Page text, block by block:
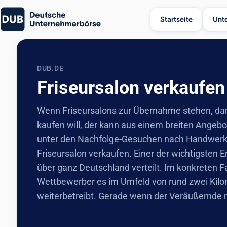
Startseite
DUB.DE
Friseursalon
Wenn Friseursalons zur Übernahme stehen,
kaufen will, der kann aus einem breiten
unter den Nachfolge-Gesuchen nach
Friseursalon verkaufen. Einer der wichtigsten
über ganz Deutschland verteilt. Im konkreten
Wettbewerber es im Umfeld von rund zwei
weiterbetreibt. Gerade wenn der